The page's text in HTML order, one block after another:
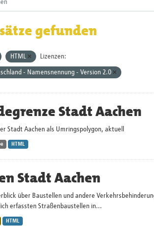
gefunden
HTML Lizenzen:
- Namensnennung - Version 2.0
Stadt Aachen
Stadt Aachen als Umringspolygon, aktuell
HTML
Stadt Aachen
über Baustellen und andere
erfassten Straßenbaustellen in...
HTML